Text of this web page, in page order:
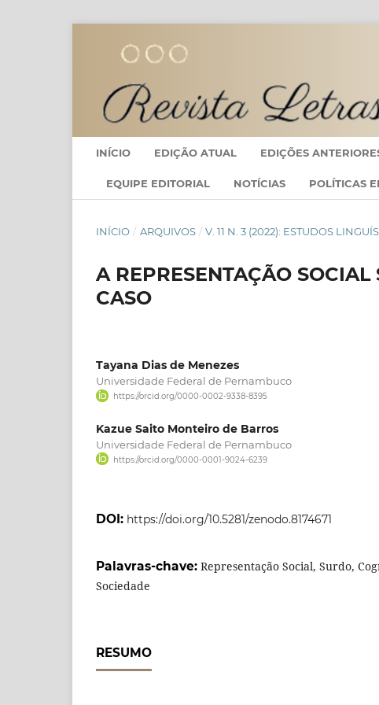
INÍCIO EDIÇÃO ATUAL EDIÇÕES
EQUIPE EDITORIAL NOTÍCIAS POLÍTICAS
INÍCIO / ARQUIVOS / V. 11 N. 3 (2022): ESTUDOS
A REPRESENTAÇÃO
CASO
Tayana Dias de Menezes
Universidade Federal de Pernambuco
https://orcid.org/0000-0002-9338-8395
Kazue Saito Monteiro de Barros
Universidade Federal de Pernambuco
https://orcid.org/0000-0001-9024-6239
DOI: https://doi.org/10.5281/zenodo.8174671
Palavras-chave: Representação Social, Surdo,
Sociedade
RESUMO